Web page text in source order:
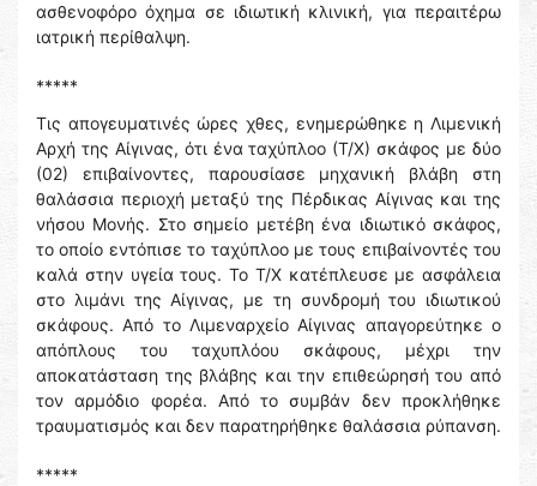
ασθενοφόρο όχημα σε ιδιωτική κλινική, για περαιτέρω
ιατρική περίθαλψη.
*****
Τις απογευματινές ώρες χθες, ενημερώθηκε η Λιμενική
Αρχή της Αίγινας, ότι ένα ταχύπλοο (Τ/Χ) σκάφος με δύο
(02) επιβαίνοντες, παρουσίασε μηχανική βλάβη στη
θαλάσσια περιοχή μεταξύ της Πέρδικας Αίγινας και της
νήσου Μονής. Στο σημείο μετέβη ένα ιδιωτικό σκάφος,
το οποίο εντόπισε το ταχύπλοο με τους επιβαίνοντές του
καλά στην υγεία τους. Το Τ/Χ κατέπλευσε με ασφάλεια
στο λιμάνι της Αίγινας, με τη συνδρομή του ιδιωτικού
σκάφους. Από το Λιμεναρχείο Αίγινας απαγορεύτηκε ο
απόπλους του ταχυπλόου σκάφους, μέχρι την
αποκατάσταση της βλάβης και την επιθεώρησή του από
τον αρμόδιο φορέα. Από το συμβάν δεν προκλήθηκε
τραυματισμός και δεν παρατηρήθηκε θαλάσσια ρύπανση.
*****